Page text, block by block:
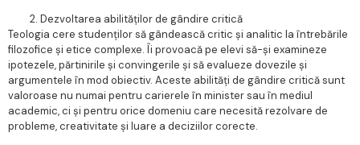
Dezvoltarea abilităților de gândire critică
Teologia cere studenților să gândească critic și analitic la întrebările
filozofice și etice complexe. Îi provoacă pe elevi să-și examineze
ipotezele, părtinirile și convingerile și să evalueze dovezile și
argumentele în mod obiectiv. Aceste abilități de gândire critică sunt
valoroase nu numai pentru carierele în minister sau în mediul
academic, ci și pentru orice domeniu care necesită rezolvare de
probleme, creativitate și luare a deciziilor corecte.